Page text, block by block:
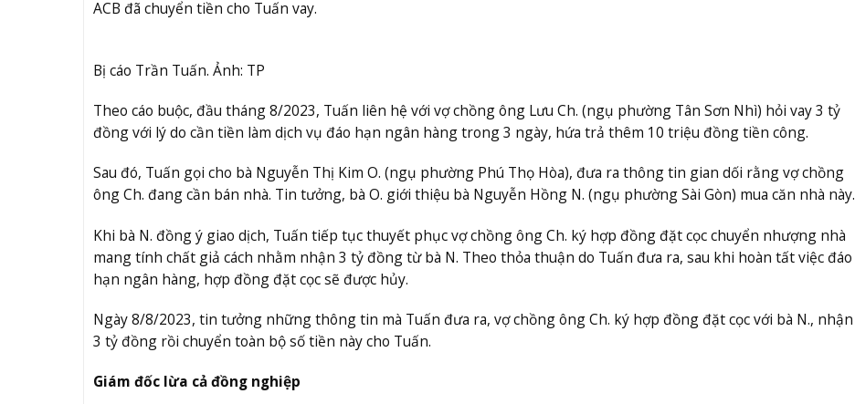
ACB đã chuyển tiền cho Tuấn vay.
Bị cáo Trần Tuấn. Ảnh: TP
Theo cáo buộc, đầu tháng 8/2023, Tuấn liên hệ với vợ chồng ông Lưu Ch. (ngụ phường Tân Sơn Nhì) hỏi vay 3 tỷ
đồng với lý do cần tiền làm dịch vụ đáo hạn ngân hàng trong 3 ngày, hứa trả thêm 10 triệu đồng tiền công.
Sau đó, Tuấn gọi cho bà Nguyễn Thị Kim O. (ngụ phường Phú Thọ Hòa), đưa ra thông tin gian dối rằng vợ chồng
ông Ch. đang cần bán nhà. Tin tưởng, bà O. giới thiệu bà Nguyễn Hồng N. (ngụ phường Sài Gòn) mua căn nhà này.
Khi bà N. đồng ý giao dịch, Tuấn tiếp tục thuyết phục vợ chồng ông Ch. ký hợp đồng đặt cọc chuyển nhượng nhà
mang tính chất giả cách nhằm nhận 3 tỷ đồng từ bà N. Theo thỏa thuận do Tuấn đưa ra, sau khi hoàn tất việc đáo
hạn ngân hàng, hợp đồng đặt cọc sẽ được hủy.
Ngày 8/8/2023, tin tưởng những thông tin mà Tuấn đưa ra, vợ chồng ông Ch. ký hợp đồng đặt cọc với bà N., nhận
3 tỷ đồng rồi chuyển toàn bộ số tiền này cho Tuấn.
Giám đốc lừa cả đồng nghiệp